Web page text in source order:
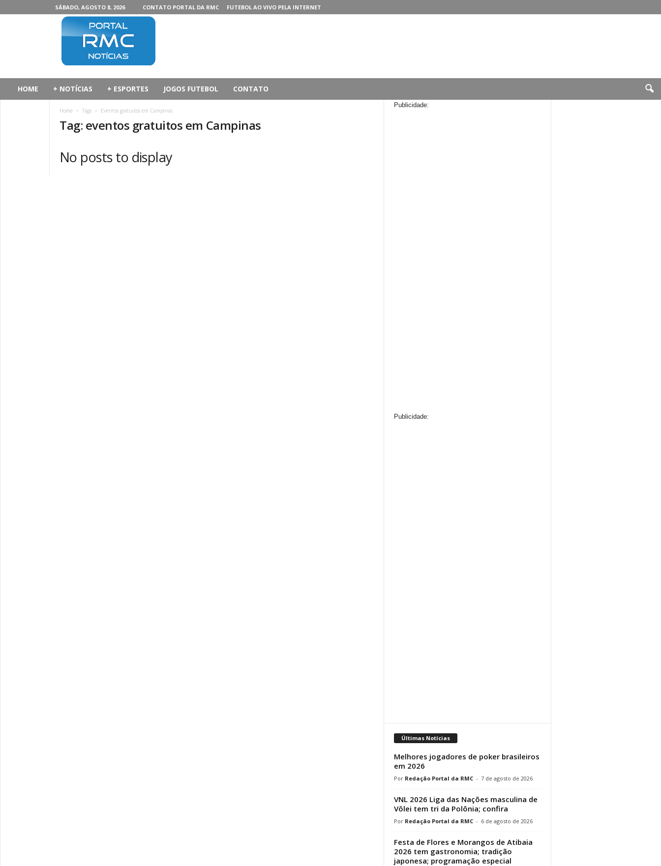
SÁBADO, AGOSTO 8, 2026 CONTATO PORTAL DA RMC FUTEBOL AO VIVO PELA INTERNET
HOME + NOTÍCIAS + ESPORTES JOGOS FUTEBOL CONTATO
Home Tags Eventos gratuitos em Campinas
Tag: eventos gratuitos em Campinas
No posts to display
Publicidade:
Publicidade:
Últimas Notícias
Melhores jogadores de poker brasileiros
em 2026
Redação Portal da RMC - 7 de agosto de 2026
VNL 2026 Liga das Nações masculina de
Vôlei tem tri da Polônia; confira
Redação Portal da RMC - 6 de agosto de 2026
Festa de Flores e Morangos de Atibaia
2026 tem gastronomia; tradição
japonesa; programação especial